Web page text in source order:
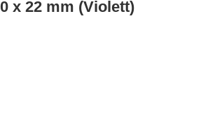
x 22 mm (Violett)